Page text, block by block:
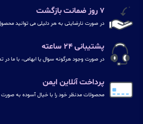
۷ روز ضمانت بازگشت
در صورت نارضایتی به هر دلیلی می توانید محصول
پشتیبانی ۲۴ ساعته
در صورت وجود هرگونه سوال یا ابهامی، با ما در
پرداخت آنلاین ایمن
محصولات مدنظر خود را با خیال آسوده به صورت